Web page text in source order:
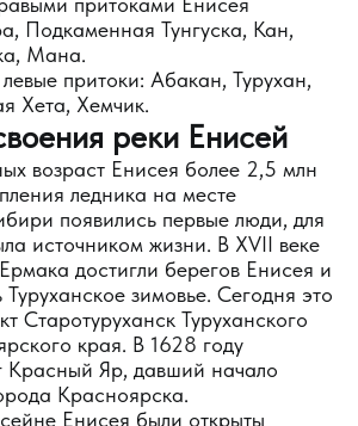
Подкаменная Тунгуска, Кан,
Мана.
притоки: Абакан, Турухан,
Хета, Хемчик.
реки Енисей
возраст Енисея более 2,5 млн
ледника на месте
появились первые люди, для
источником жизни. В XVII веке
достигли берегов Енисея и
Туруханское зимовье. Сегодня это
Старотуруханск Туруханского
края. В 1628 году
Красный Яр, давший начало
Красноярска.
Енисея были открыты